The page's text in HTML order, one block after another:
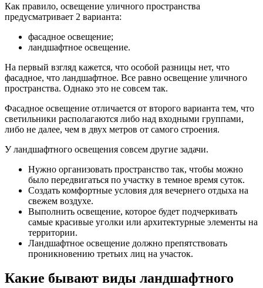
Как правило, освещение уличного пространства
предусматривает 2 варианта:
фасадное освещение;
ландшафтное освещение.
На первый взгляд кажется, что особой разницы нет, что
фасадное, что ландшафтное. Все равно освещение уличного
пространства. Однако это не совсем так.
Фасадное освещение отличается от второго варианта тем, что
светильники располагаются либо над входными группами,
либо не далее, чем в двух метров от самого строения.
У ландшафтного освещения совсем другие задачи.
Нужно организовать пространство так, чтобы можно
было передвигаться по участку в темное время суток.
Создать комфортные условия для вечернего отдыха на
свежем воздухе.
Выполнить освещение, которое будет подчеркивать
самые красивые уголки или архитектурные элементы на
территории.
Ландшафтное освещение должно препятствовать
проникновению третьих лиц на участок.
Какие бывают виды ландшафтного